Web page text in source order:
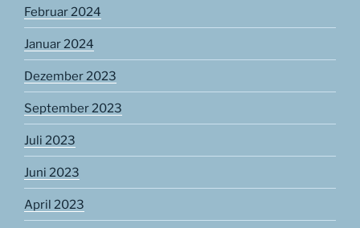
Februar 2024
Januar 2024
Dezember 2023
September 2023
Juli 2023
Juni 2023
April 2023